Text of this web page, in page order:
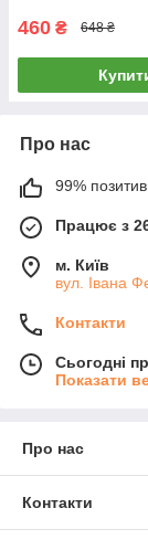
460 ₴ 648 ₴
Про нас
99%
Працює з
м. Київ
вул. Івана
Контакти
Сьогодні
Показати
Про нас
Контакти